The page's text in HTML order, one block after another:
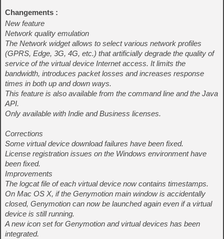
Changements :
New feature
Network quality emulation
The Network widget allows to select various network profiles
(GPRS, Edge, 3G, 4G, etc.) that artificially degrade the quality of
service of the virtual device Internet access. It limits the
bandwidth, introduces packet losses and increases response
times in both up and down ways.
This feature is also available from the command line and the Java
API.
Only available with Indie and Business licenses.
Corrections
Some virtual device download failures have been fixed.
License registration issues on the Windows environment have
been fixed.
Improvements
The logcat file of each virtual device now contains timestamps.
On Mac OS X, if the Genymotion main window is accidentally
closed, Genymotion can now be launched again even if a virtual
device is still running.
A new icon set for Genymotion and virtual devices has been
integrated.